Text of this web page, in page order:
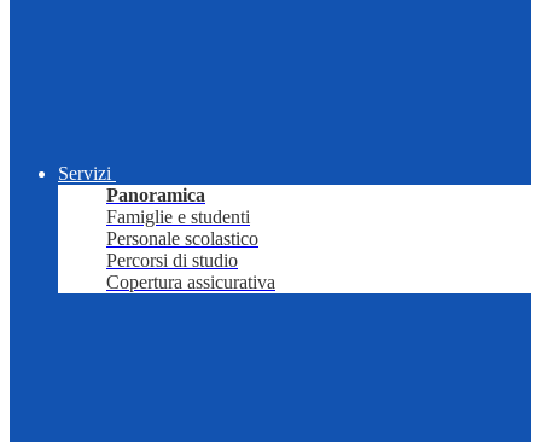
Servizi
Panoramica
Famiglie e studenti
Personale scolastico
Percorsi di studio
Copertura assicurativa